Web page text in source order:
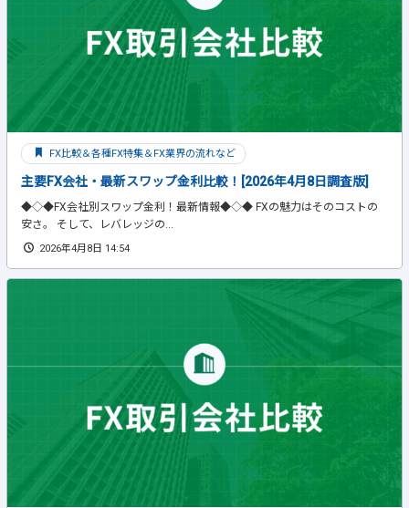
FX比較＆各種FX特集＆FX業界の流れなど
主要FX会社・最新スワップ金利比較！[2026年4月8日調査版]
◆◇◆FX会社別スワップ金利！最新情報◆◇◆ FXの魅力はそのコストの
安さ。 そして、レバレッジの...
2026年4月8日 14:54